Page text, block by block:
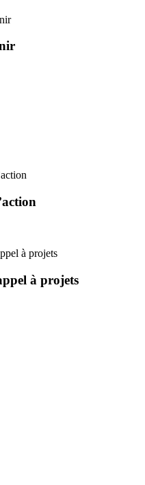
à projets
à projets